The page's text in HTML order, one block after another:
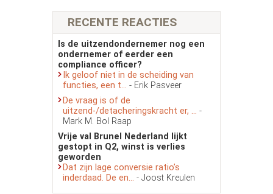
RECENTE REACTIES
Is de uitzendondernemer nog een
ondernemer of eerder een
compliance officer?
Ik geloof niet in de scheiding van
functies, een t... - Erik Pasveer
De vraag is of de
uitzend-/detacheringskracht er, ... -
Mark M. Bol Raap
Vrije val Brunel Nederland lijkt
gestopt in Q2, winst is verlies
geworden
Dat zijn lage conversie ratio’s
inderdaad. De en... - Joost Kreulen